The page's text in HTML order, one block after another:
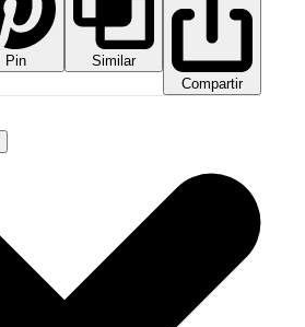
Pin
Similar
Compartir